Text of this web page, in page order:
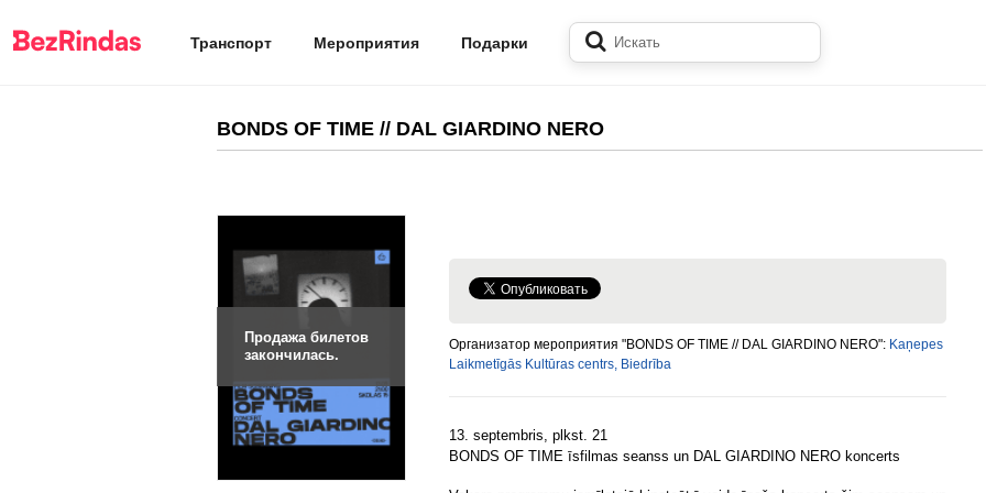
Транспорт Мероприятия Подарки
BONDS OF TIME // DAL GIARDINO NERO
Продажа билетов
закончилась.
Организатор мероприятия "BONDS OF TIME // DAL GIARDINO NERO": Kaņepes
Laikmetīgās Kultūras centrs, Biedrība
13. septembris, plkst. 21
BONDS OF TIME īsfilmas seanss un DAL GIARDINO NERO koncerts